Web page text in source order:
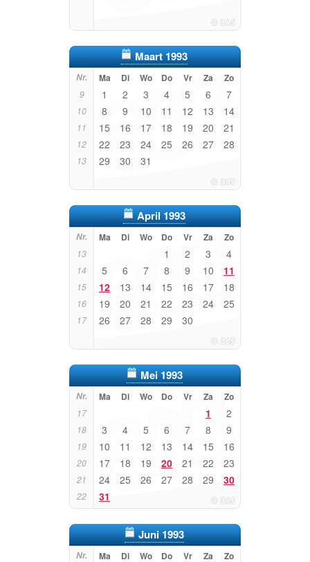
Maart 1993
Nr. Ma Di Wo Do Vr Za Zo
9 1 2 3 4 5 6 7
10 8 9 10 11 12 13 14
11 15 16 17 18 19 20 21
12 22 23 24 25 26 27 28
13 29 30 31
April 1993
Nr. Ma Di Wo Do Vr Za Zo
13 1 2 3 4
14 5 6 7 8 9 10 11
15 12 13 14 15 16 17 18
16 19 20 21 22 23 24 25
17 26 27 28 29 30
Mei 1993
Nr. Ma Di Wo Do Vr Za Zo
17 1 2
18 3 4 5 6 7 8 9
19 10 11 12 13 14 15 16
20 17 18 19 20 21 22 23
21 24 25 26 27 28 29 30
22 31
Juni 1993
Nr. Ma Di Wo Do Vr Za Zo